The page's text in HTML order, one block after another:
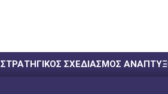
ΣΤΡΑΤΗΓΙΚΟΣ ΣΧΕΔΙΑΣΜΟΣ